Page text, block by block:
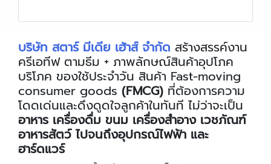
บริษัท สตาร์ มีเดีย เฮ้าส์ จำกัด สร้างสรรค์งาน
ครีเอทีฟ ตามธีม + ภาพลักษณ์สินค้าอุปโภค
บริโภค ของใช้ประจำวัน สินค้า Fast-moving
consumer goods (FMCG) ที่ต้องการความ
โดดเด่นและดึงดูดใจลูกค้าในทันที ไม่ว่าจะเป็น
อาหาร เครื่องดื่ม ขนม เครื่องสำอาง เวชภัณฑ์
อาหารสัตว์ ไปจนถึงอุปกรณ์ไฟฟ้า และ
ฮาร์ดแวร์